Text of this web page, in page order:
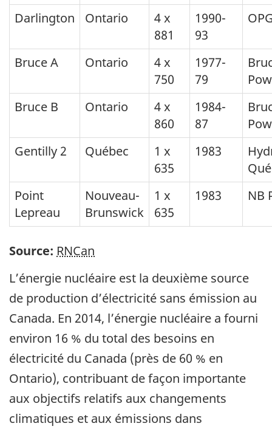
Darlington Ontario
4 x
881
1990-
93
Bruce A Ontario
4 x
750
1977-
79
Bruce B
Ontario
4 x
860
1984-
87
Gentilly 2
Québec
1 x
635
1983
Point
Lepreau
Nouveau-
Brunswick
1 x
635
1983 NB
Source: RNCan
L’énergie nucléaire est la deuxième source
de production d’électricité sans émission au
Canada. En 2014, l’énergie nucléaire a fourni
environ 16 % du total des besoins en
électricité du Canada (près de 60 % en
Ontario), contribuant de façon importante
aux objectifs relatifs aux changements
climatiques et aux émissions dans